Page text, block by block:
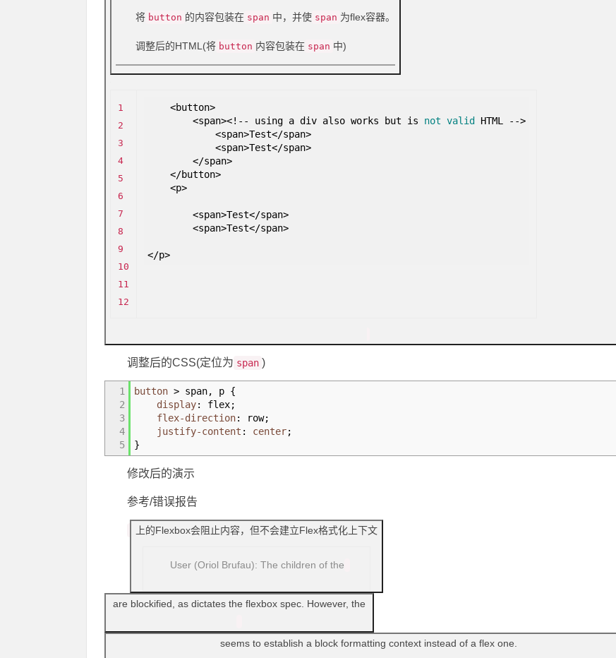
将 button 的内容包装在 span 中，并使 span 为flex容器。
调整后的HTML(将 button 内容包装在 span 中)
1
2
3
4
5
6
7
8
9
10
11
12
<button>
<span><! -- using a div also works but is not valid HTML -->
<span>Test</span>
<span>Test</span>
</span>
</button>
<p>
<span>Test</span>
<span>Test</span>
</p>
调整后的CSS(定位为 span )
1
2
3
4
5
button > span, p {
display: flex;
flex-direction: row;
justify-content : center;
}
修改后的演示
参考/错误报告
上的Flexbox会阻止内容，但不会建立Flex格式化上下文
User (Oriol Brufau): The children of the
are blockified, as dictates the flexbox spec. However, the
seems to establish a block formatting context instead of a flex one.